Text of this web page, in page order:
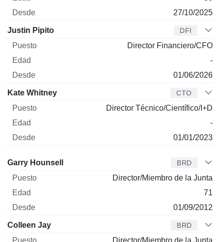
27/10/2025
Justin Pipito DFI
Director Financiero/CFO
-
01/06/2026
Kate Whitney CTO
Director Técnico/Científico/I+D
-
01/01/2023
Administrador Puesto
Garry Hounsell BRD
Director/Miembro de la Junta
71
01/09/2012
Colleen Jay BRD
Director/Miembro de la Junta